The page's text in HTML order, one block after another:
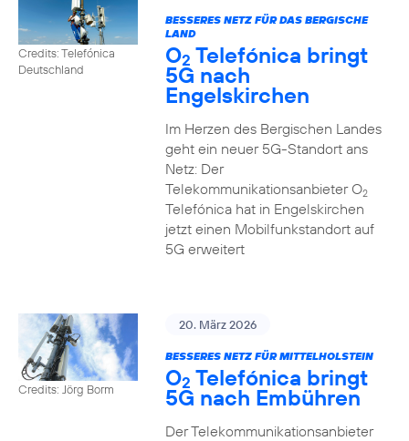
Credits: Telefónica
Deutschland
BESSERES NETZ FÜR DAS BERGISCHE
LAND
O2 Telefónica bringt
5G nach
Engelskirchen
Im Herzen des Bergischen Landes
geht ein neuer 5G-Standort ans
Netz: Der
Telekommunikationsanbieter O2
Telefónica hat in Engelskirchen
jetzt einen Mobilfunkstandort auf
5G erweitert
Credits: Jörg Borm
20. März 2026
BESSERES NETZ FÜR MITTELHOLSTEIN
O2 Telefónica bringt
5G nach Embühren
Der Telekommunikationsanbieter